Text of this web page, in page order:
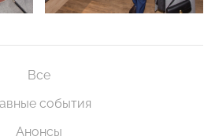
Все
события
Анонсы